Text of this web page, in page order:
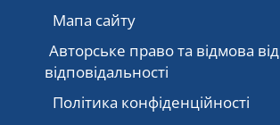
Мапа сайту
Авторське право та відмова від
відповідальності
Політика конфіденційності